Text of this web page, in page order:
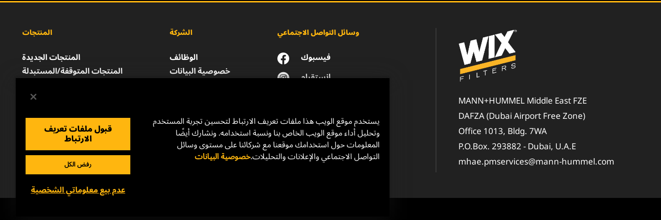
المنتجات
المنتجات الجديدة
المنتجات المتوقفة/المستبدلة
الشركة
الوظائف
خصوصية البيانات
وسائل التواصل الاجتماعي
فيسبوك
انستقرام
MANN+HUMMEL Middle East FZE
DAFZA (Dubai Airport Free Zone)
Office 1013, Bldg. 7WA
P.O.Box. 293882 - Dubai, U.A.E
mhae.pmservices@mann-hummel.com
يستخدم موقع الويب هذا ملفات تعريف الارتباط لتحسين تجربة المستخدم
وتحليل أداء موقع الويب الخاص بنا ونسبة استخدامه. ونشارك أيضًا
المعلومات حول استخدامك موقعنا مع شركائنا على مستوى وسائل
التواصل الاجتماعي والإعلانات والتحليلات.خصوصية البيانات
قبول ملفات تعريف
الارتباط
رفض الكل
عدم بيع معلوماتي الشخصية